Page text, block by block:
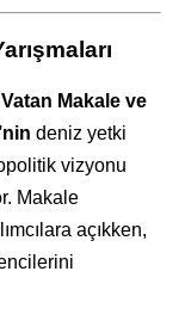
Vatan Makale ve
deniz yetki
vizyonu
Makale
açıkken,